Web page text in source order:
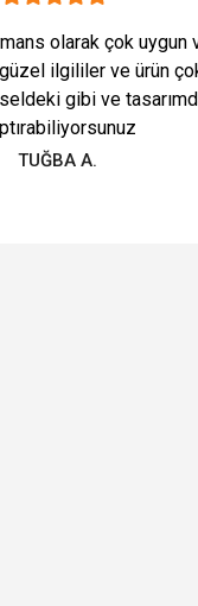
olarak çok uygun
ilgililer ve ürün
gibi ve
TUĞBA A.